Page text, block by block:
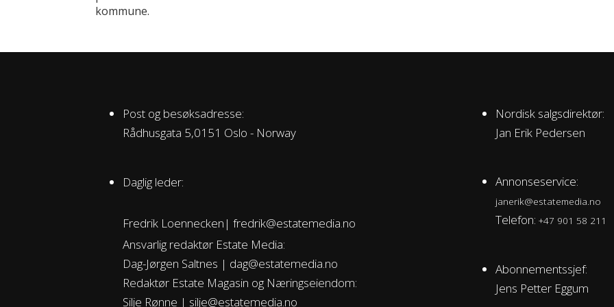
kommune.
Post og besøksadresse:
Rådhusgata 5,0151 Oslo - Norway
Daglig leder:
Fredrik Loennecken| fredrik@estatemedia.no
Ansvarlig redaktør Estate Media:
Dag-Jørgen Saltnes | dag@estatemedia.no
Redaktør Estate Magasin og Næringseiendom:
Silje Rønne | silje@estatemedia.no
Nordisk salgsdirektør:
Jan Erik Pedersen
Annonseservice:
janerik@estatemedia.no
Telefon:+47 901 58 211
Abonnementssjef:
Jens Petter Eggum